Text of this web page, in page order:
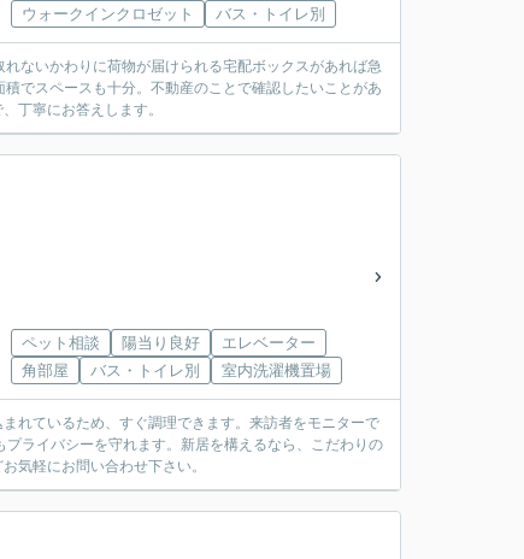
ウォークインクロゼット
バス・トイレ別
ないかわりに荷物が届けられる宅配ボックスがあれば急
でスペースも十分。不動産のことで確認したいことがあ
丁寧にお答えします。
ペット相談 陽当り良好
エレベーター
角部屋
バス・トイレ別 室内洗濯機置場
れているため、すぐ調理できます。来訪者をモニターで
ライバシーを守れます。新居を構えるなら、こだわりの
気軽にお問い合わせ下さい。